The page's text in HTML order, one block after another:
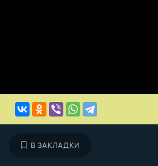
В ЗАКЛАДКИ